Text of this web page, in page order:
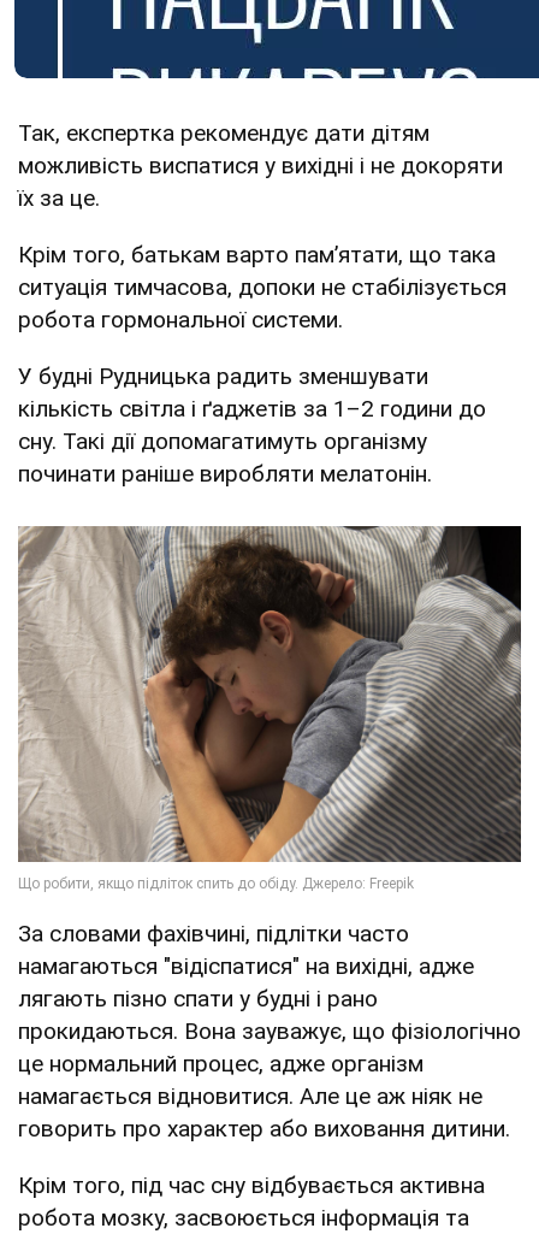
Так, експертка рекомендує дати дітям
можливість виспатися у вихідні і не докоряти
їх за це.
Крім того, батькам варто памʼятати, що така
ситуація тимчасова, допоки не стабілізується
робота гормональної системи.
У будні Рудницька радить зменшувати
кількість світла і ґаджетів за 1–2 години до
сну. Такі дії допомагатимуть організму
починати раніше виробляти мелатонін.
За словами фахівчині, підлітки часто
намагаються "відіспатися" на вихідні, адже
лягають пізно спати у будні і рано
прокидаються. Вона зауважує, що фізіологічно
це нормальний процес, адже організм
намагається відновитися. Але це аж ніяк не
говорить про характер або виховання дитини.
Крім того, під час сну відбувається активна
робота мозку, засвоюється інформація та